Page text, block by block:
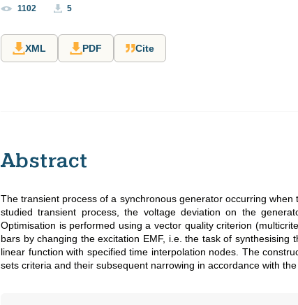
1102 5
XML PDF Cite
Abstract
The transient process of a synchronous generator occurring
studied transient process, the voltage deviation on the
Optimisation is performed using a vector quality criterion
bars by changing the excitation EMF, i.e. the task of
linear function with specified time interpolation nodes. The
sets criteria and their subsequent narrowing in accordance with the